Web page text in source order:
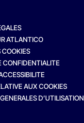
ATLANTICO
COOKIES
CONFIDENTIALITE
AUX COOKIES
D’UTILISATION